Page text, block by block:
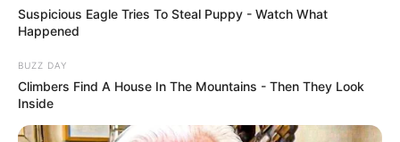
Suspicious Eagle Tries To Steal Puppy - Watch What
Happened
BUZZ DAY
Climbers Find A House In The Mountains - Then They Look
Inside